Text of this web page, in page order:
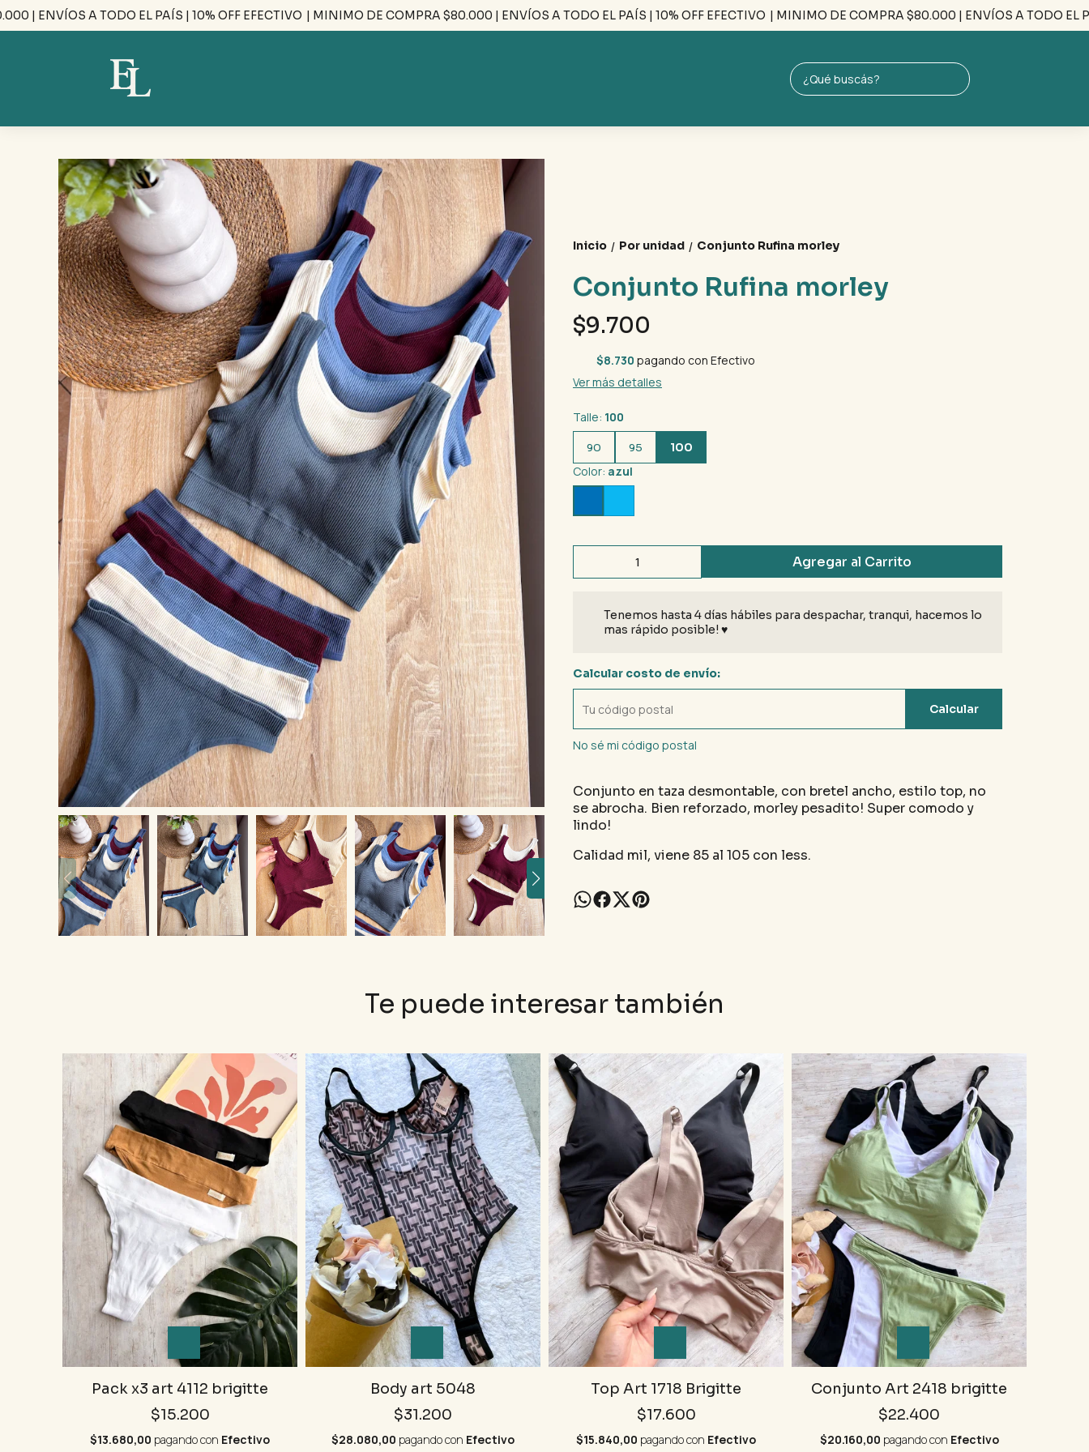
A TODO EL PAÍS | 10% OFF EFECTIVO | MINIMO DE COMPRA $80.000 | ENVÍOS A TODO EL PAÍS | 10% OFF EFECTIVO | MINIMO DE COMPRA $80.000 | ENVÍOS A TODO EL PAÍS
Inicio / Por unidad / Conjunto Rufina morley
Conjunto Rufina morley
$9.700
$8.730 pagando con Efectivo
Ver más detalles
Talle: 100
90 95 100
Color: azul
Agregar al Carrito
Tenemos hasta 4 días hábiles para despachar, tranqui, hacemos lo
mas rápido posible! ♥
Calcular costo de envío:
Calcular
No sé mi código postal
Conjunto en taza desmontable, con bretel ancho, estilo top, no
se abrocha. Bien reforzado, morley pesadito! Super comodo y
lindo!
Calidad mil, viene 85 al 105 con less.
Te puede interesar también
Pack x3 art 4112 brigitte
$15.200
$13.680,00 pagando con Efectivo
Body art 5048
$31.200
$28.080,00 pagando con Efectivo
Top Art 1718 Brigitte
$17.600
$15.840,00 pagando con Efectivo
Conjunto Art 2418 brigitte
$22.400
$20.160,00 pagando con Efectivo